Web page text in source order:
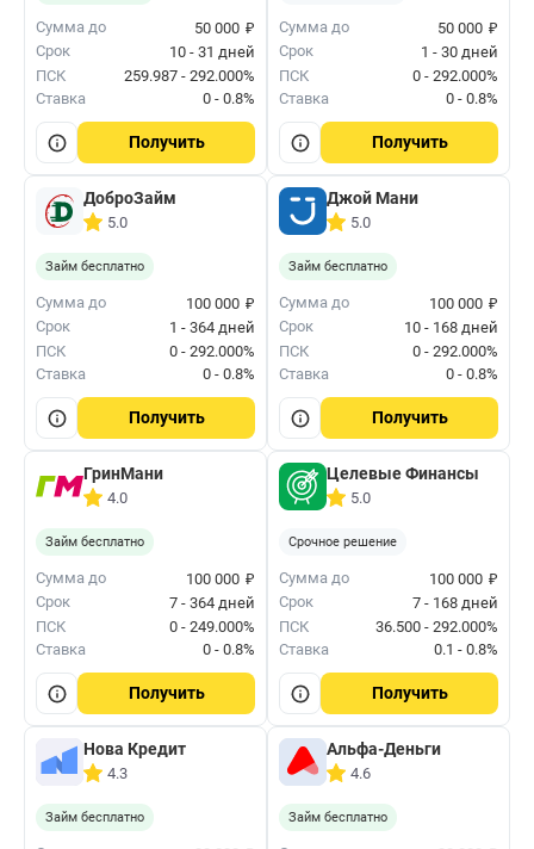
Сумма до 50 000 ₽
Срок
10 - 31 дней
ПСК
259.987 - 292.000%
Ставка
0 - 0.8%
Получить
Сумма до 50 000 ₽
Срок
1 - 30 дней
ПСК
0 - 292.000%
Ставка
0 - 0.8%
Получить
ДоброЗайм
5.0
Займ бесплатно
Сумма до 100 000 ₽
Срок
1 - 364 дней
ПСК
0 - 292.000%
Ставка
0 - 0.8%
Получить
Джой Мани
5.0
Займ бесплатно
Сумма до 100 000 ₽
Срок
10 - 168 дней
ПСК
0 - 292.000%
Ставка
0 - 0.8%
Получить
ГринМани
4.0
Займ бесплатно
Сумма до 100 000 ₽
Срок
7 - 364 дней
ПСК
0 - 249.000%
Ставка
0 - 0.8%
Получить
Целевые Финансы
5.0
Срочное решение
Сумма до 100 000 ₽
Срок
7 - 168 дней
ПСК
36.500 - 292.000%
Ставка
0.1 - 0.8%
Получить
Нова Кредит
4.3
Займ бесплатно
Альфа-Деньги
4.6
Займ бесплатно